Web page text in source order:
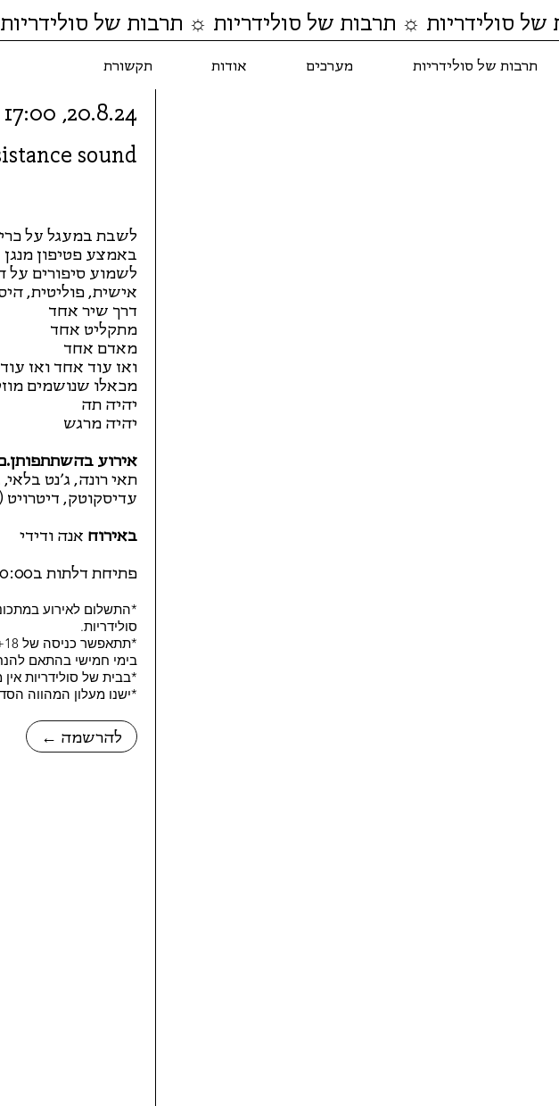
תרבות של סולידריות מערכים אודות תקשורת
סולידריות ☼ תרבות של סולידריות ☼ תרבות של
sound?
← להרשמה
20.8.24, 17:00
לשבת במעגל על
באמצע פטיפון מנגן
לשמוע סיפורים על
אישית, פוליטית,
דרך שיר אחד
מתקליט אחד
מאדם אחד
ואז עוד אחד ואז
מכאלו שנושמים
יהיה תה
יהיה מרגש
אירוע
תאי רונה, ג׳נט
עדיסקוטק, דיטרויט
באירוח אנה ודידי
פתיחת דלתות ב20:00
*התשלום לאירוע
סולידריות.
בימי חמישי בהתאם
*בבית של סולידריות
*ישנו מעלון המהווה